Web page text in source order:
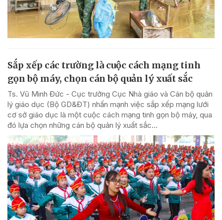
Sắp xếp các trường là cuộc cách mạng tinh
gọn bộ máy, chọn cán bộ quản lý xuất sắc
Ts. Vũ Minh Đức - Cục trưởng Cục Nhà giáo và Cán bộ quản
lý giáo dục (Bộ GD&ĐT) nhấn mạnh việc sắp xếp mạng lưới
cơ sở giáo dục là một cuộc cách mạng tinh gọn bộ máy, qua
đó lựa chọn những cán bộ quản lý xuất sắc...